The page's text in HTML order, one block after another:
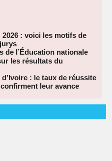
: voici les motifs de
de l’Éducation nationale
les résultats du
: le taux de réussite
leur avance